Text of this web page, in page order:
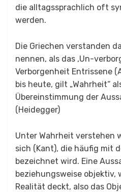
die alltagssprachlich oft
werden.
Die Griechen verstanden
nennen, als das ‚Un-
Verborgenheit Entrissene
bis heute, gilt „Wahrheit“
Übereinstimmung der
(Heidegger)
Unter Wahrheit verstehen
sich (Kant), die häufig mit
bezeichnet wird. Eine
beziehungsweise objektiv,
Realität deckt, also das